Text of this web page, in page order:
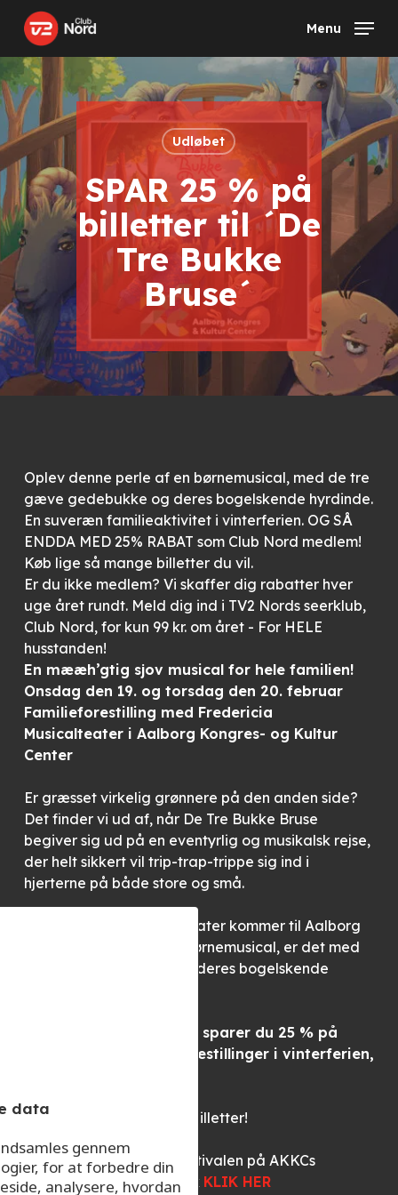
main
content
Menu
Udløbet
SPAR 25 % på
billetter til ´De
Tre Bukke
Bruse´
Oplev denne perle af en børnemusical, med de tre
gæve gedebukke og deres bogelskende hyrdinde.
En suveræn familieaktivitet i vinterferien. OG SÅ
ENDDA MED 25% RABAT som Club Nord medlem!
Køb lige så mange billetter du vil.
Er du ikke medlem? Vi skaffer dig rabatter hver
uge året rundt. Meld dig ind i TV2 Nords seerklub,
Club Nord, for kun 99 kr. om året - For HELE
husstanden!
En mææh’gtig sjov musical for hele familien!
Onsdag den 19. og torsdag den 20. februar
Familieforestilling med Fredericia
Musicalteater i Aalborg Kongres- og Kultur
Center
Er græsset virkelig grønnere på den anden side?
Det finder vi ud af, når De Tre Bukke Bruse
begiver sig ud på en eventyrlig og musikalsk rejse,
der helt sikkert vil trip-trap-trippe sig ind i
hjerterne på både store og små.
Når Fredericia Musicalteater kommer til Aalborg
med denne perle af en børnemusical, er det med
tre gæve gedebukke og deres bogelskende
Som Club Nord medlem sparer du 25 % på
billetterne til de fire forestillinger i vinterferien,
Du må gerne købe flere billetter!
Du kan læse mere om festivalen på AKKCs
hjemmeside via dette link KLIK HER
data
gennem
for at forbedre din
analysere, hvordan